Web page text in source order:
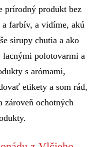
prírodný produkt bez
farbív, a vidíme, akú
sirupy chutia a ako
lacnými polotovarmi a
s arómami,
etikety a som rád,
zároveň ochotných